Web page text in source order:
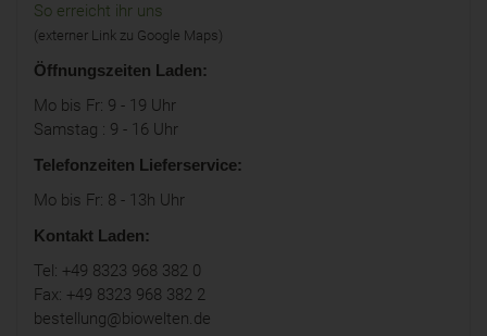
So erreicht ihr uns
(externer Link zu Google Maps)
Öffnungszeiten Laden:
Mo bis Fr: 9 - 19 Uhr
Samstag : 9 - 16 Uhr
Telefonzeiten Lieferservice:
Mo bis Fr: 8 - 13h Uhr
Kontakt Laden:
Tel: +49 8323 968 382 0
Fax: +49 8323 968 382 2
bestellung@biowelten.de